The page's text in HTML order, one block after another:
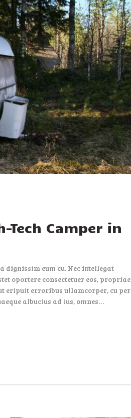
Camper in
dignissim eum cu. Nec intellegat
oportere consectetuer eos, propriae
eripuit erroribus ullamcorper, cu per
albucius ad ius, omnes…